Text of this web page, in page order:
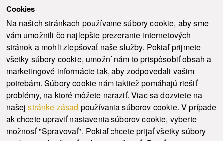
Cookies
Na našich stránkach používame súbory cookie, aby sme
vám umožnili čo najlepšie prezeranie internetových
stránok a mohli zlepšovať naše služby. Pokiaľ prijmete
všetky súbory cookie, umožní nám to prispôsobiť obsah a
marketingové informácie tak, aby zodpovedali vašim
potrebám. Súbory cookie nám taktiež pomáhajú riešiť
problémy, na ktoré môžete naraziť. Viac sa dozviete na
našejstránke zásad používania súborov cookie. V prípade
ak chcete upraviť nastavenia súborov cookie, vyberte
možnosť "Spravovať". Pokiaľ chcete prijať všetky súbory
Odoslať
© 2021-2026 ku.sk. Všetky práva vyhradené. Ochrana osobných údajov
Vyhlásenie o prístupnosti |
Admin
This site is protected by reCAPTCHA and the Google Privacy Policy and Terms of